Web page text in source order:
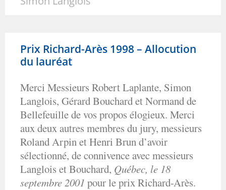
Prix Richard-Arès 1998 – Allocution
du lauréat
Merci Messieurs Robert Laplante, Simon
Langlois, Gérard Bouchard et Normand de
Bellefeuille de vos propos élogieux. Merci
aux deux autres membres du jury, messieurs
Roland Arpin et Henri Brun d’avoir
sélectionné, de connivence avec messieurs
Langlois et Bouchard, Québec, le 18
septembre 2001 pour le prix Richard-Arès.